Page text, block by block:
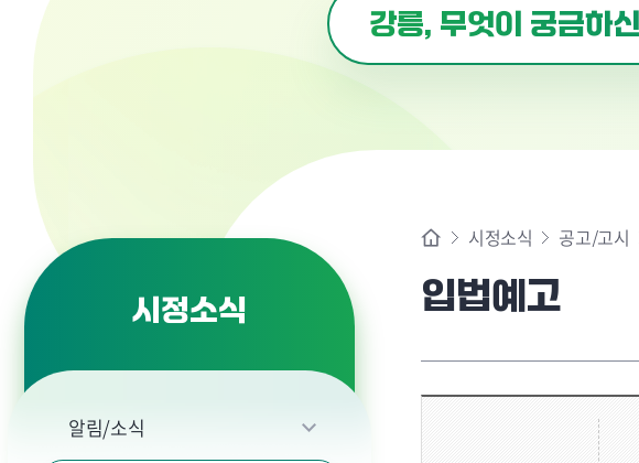
시정소식
알림/소식
시정소식 공고/고시
입법예고